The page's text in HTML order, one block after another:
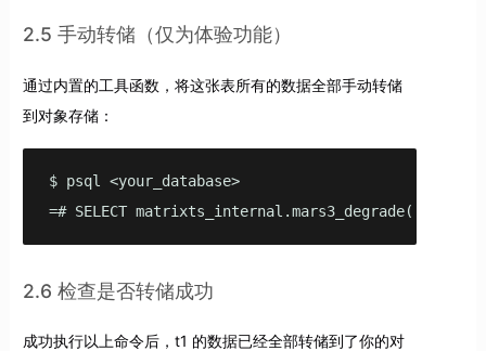
2.5 手动转储（仅为体验功能）
通过内置的工具函数，将这张表所有的数据全部手动转储
到对象存储：
$ psql <your_database>
=# SELECT
2.6 检查是否转储成功
成功执行以上命令后，t1 的数据已经全部转储到了你的对